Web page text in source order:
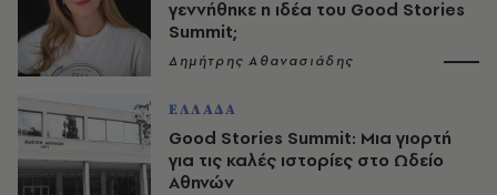
γεννήθηκε η ιδέα του Good Stories
Summit;
Δημήτρης Αθανασιάδης
ΕΛΛΑΔΑ
Good Stories Summit: Μια γιορτή
για τις καλές ιστορίες στο Ωδείο
Αθηνών